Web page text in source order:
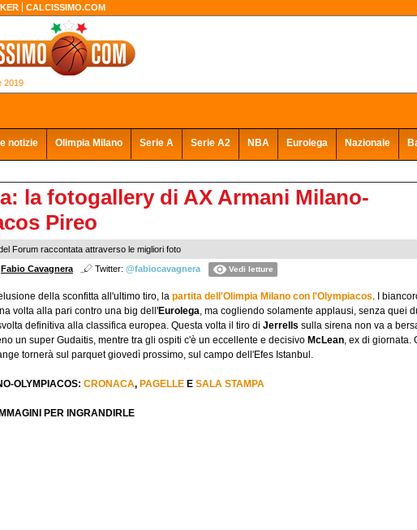
CALCISSIMO.COM
2019
notizie Olimpia Milano Serie A Serie A2 NBA Eurolega Nazionale
la fotogallery di AX Armani Milano-
Pireo
Forum raccontata attraverso le migliori foto
Fabio Cavagnera Twitter: @fabiocavagnera Vedi letture
della sconfitta all'ultimo tiro, la partita dell'Olimpia Milano con l'Olympiacos. I
volta alla pari contro una big dell'Eurolega, ma cogliendo solamente applausi, senza quei
definitiva alla classifica europea. Questa volta il tiro di Jerrells sulla sirena non va a
un super Gudaitis, mentre tra gli ospiti c'è un eccellente e decisivo McLean, ex di giornata.
tornerà sul parquet giovedì prossimo, sul campo dell'Efes Istanbul.
OLYMPIACOS: CRONACA, PAGELLE E SALA STAMPA
PER INGRANDIRLE